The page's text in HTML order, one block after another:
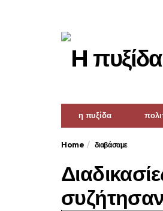
η πυξίδα
Home διαβάσαμε